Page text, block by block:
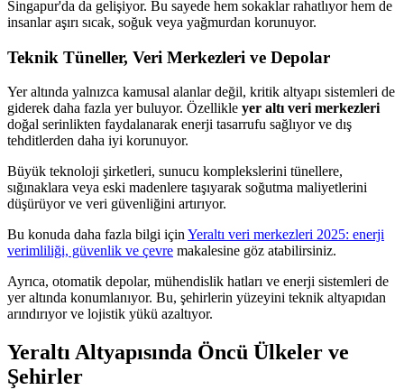
Singapur'da da gelişiyor. Bu sayede hem sokaklar rahatlıyor hem de
insanlar aşırı sıcak, soğuk veya yağmurdan korunuyor.
Teknik Tüneller, Veri Merkezleri ve Depolar
Yer altında yalnızca kamusal alanlar değil, kritik altyapı sistemleri de
giderek daha fazla yer buluyor. Özellikle yer altı veri merkezleri
doğal serinlikten faydalanarak enerji tasarrufu sağlıyor ve dış
tehditlerden daha iyi korunuyor.
Büyük teknoloji şirketleri, sunucu komplekslerini tünellere,
sığınaklara veya eski madenlere taşıyarak soğutma maliyetlerini
düşürüyor ve veri güvenliğini artırıyor.
Bu konuda daha fazla bilgi için Yeraltı veri merkezleri 2025: enerji
verimliliği, güvenlik ve çevre makalesine göz atabilirsiniz.
Ayrıca, otomatik depolar, mühendislik hatları ve enerji sistemleri de
yer altında konumlanıyor. Bu, şehirlerin yüzeyini teknik altyapıdan
arındırıyor ve lojistik yükü azaltıyor.
Yeraltı Altyapısında Öncü Ülkeler ve
Şehirler